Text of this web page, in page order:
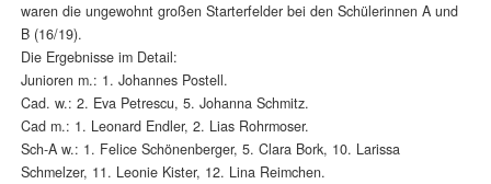
waren die ungewohnt großen Starterfelder bei den Schülerinnen A und
B (16/19).
Die Ergebnisse im Detail:
Junioren m.: 1. Johannes Postell.
Cad. w.: 2. Eva Petrescu, 5. Johanna Schmitz.
Cad m.: 1. Leonard Endler, 2. Lias Rohrmoser.
Sch-A w.: 1. Felice Schönenberger, 5. Clara Bork, 10. Larissa
Schmelzer, 11. Leonie Kister, 12. Lina Reimchen.